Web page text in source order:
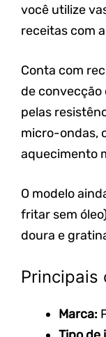
você utilize
receitas com
Conta com
de
pelas
micro-ondas,
aquecimento
O modelo
fritar sem
doura e
Principais
Marca: